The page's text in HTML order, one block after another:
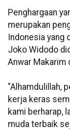
Penghargaan
merupakan
Indonesia yang
Joko Widodo
Anwar Makarim
"Alhamdulillah,
kerja keras
kami berharap,
muda terbaik